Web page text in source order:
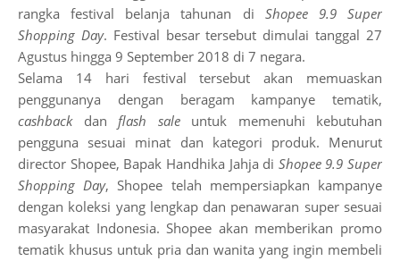
rangka festival belanja tahunan di Shopee 9.9 Super
Shopping Day. Festival besar tersebut dimulai tanggal 27
Agustus hingga 9 September 2018 di 7 negara.
Selama 14 hari festival tersebut akan memuaskan
penggunanya dengan beragam kampanye tematik,
cashbackdan flash saleuntuk memenuhi kebutuhan
pengguna sesuai minat dan kategori produk. Menurut
director Shopee, Bapak Handhika Jahja di Shopee 9.9 Super
Shopping Day, Shopee telah mempersiapkan kampanye
dengan koleksi yang lengkap dan penawaran super sesuai
masyarakat Indonesia. Shopee akan memberikan promo
tematik khusus untuk pria dan wanita yang ingin membeli